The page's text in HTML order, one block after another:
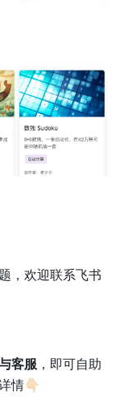
，欢迎联系飞书
客服 ，即可自助
👇🏻